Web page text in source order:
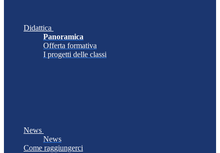
Didattica
Panoramica
Offerta formativa
I progetti delle classi
News
News
Come raggiungerci